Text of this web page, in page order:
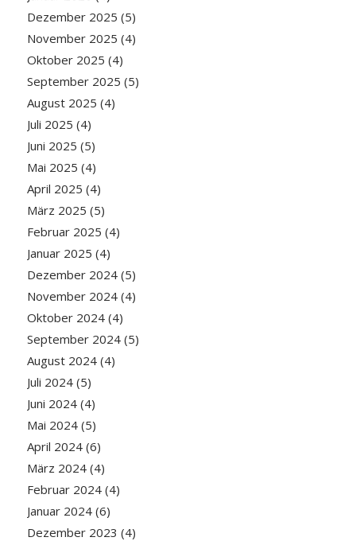
Dezember 2025 (5)
November 2025 (4)
Oktober 2025 (4)
September 2025 (5)
August 2025 (4)
Juli 2025 (4)
Juni 2025 (5)
Mai 2025 (4)
April 2025 (4)
März 2025 (5)
Februar 2025 (4)
Januar 2025 (4)
Dezember 2024(5)
November 2024(4)
Oktober 2024(4)
September 2024(5)
August 2024(4)
Juli 2024(5)
Juni 2024(4)
Mai 2024(5)
April 2024(6)
März 2024(4)
Februar 2024(4)
Januar 2024(6)
Dezember 2023 (4)